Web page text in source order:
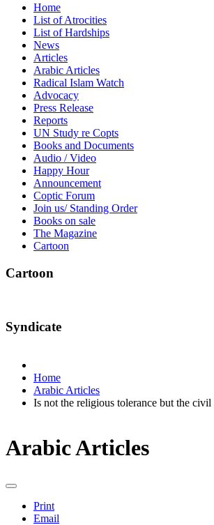
Home
List of Atrocities
List of Hardships
News
Articles
Arabic Articles
Radical Islam Watch
Advocacy
Press Release
Reports
UN Study re Copts
Books and Documents
Audio / Video
Happy Hour
Announcement
Coptic Forum
Join us/ Standing Order
Books on sale
The Magazine
Cartoon
Cartoon
Syndicate
Home
Arabic Articles
Is not the religious tolerance but the
Arabic Articles
Print
Email